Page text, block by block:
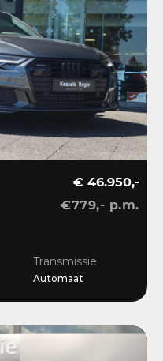
€ 46.950,-
€779,- p.m.
Transmissie
Automaat